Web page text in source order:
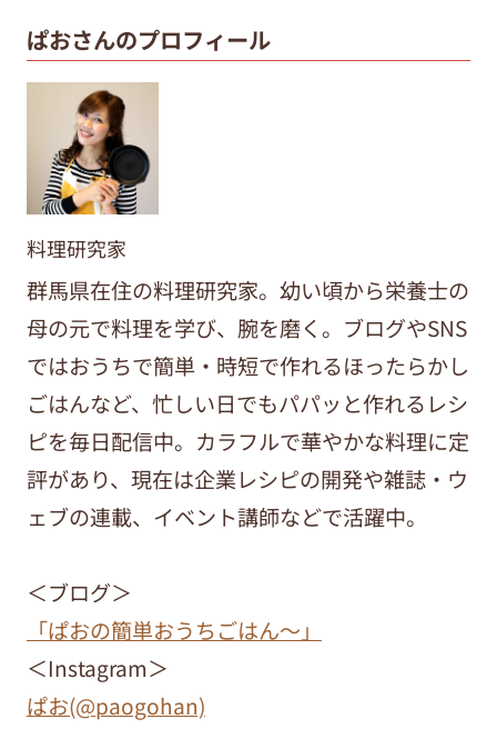
ぱおさんのプロフィール
料理研究家
群馬県在住の料理研究家。幼い頃から栄養士の
母の元で料理を学び、腕を磨く。ブログやSNS
ではおうちで簡単・時短で作れるほったらかし
ごはんなど、忙しい日でもパパッと作れるレシ
ピを毎日配信中。カラフルで華やかな料理に定
評があり、現在は企業レシピの開発や雑誌・ウ
ェブの連載、イベント講師などで活躍中。
＜ブログ＞
「ぱおの簡単おうちごはん～」
＜Instagram＞
ぱお(@paogohan)